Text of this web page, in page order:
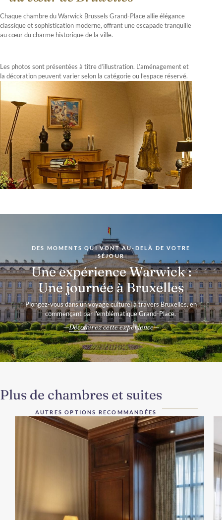
Chaque chambre du Warwick Brussels Grand-Place allie élégance
classique et sophistication moderne, offrant une escapade tranquille
au cœur du charme historique de la ville.
Les photos sont présentées à titre d’illustration. L’aménagement et
la décoration peuvent varier selon la catégorie ou l’espace réservé.
DES MOMENTS QUI VONT AU-DELÀ DE VOTRE
SÉJOUR
Une expérience Warwick :
Une journée à Bruxelles
Plongez-vous dans un voyage culturel à travers Bruxelles, en
commençant par l'emblématique Grand-Place.
Découvrez cette expérience
Plus de chambres et suites
AUTRES OPTIONS RECOMMANDÉES